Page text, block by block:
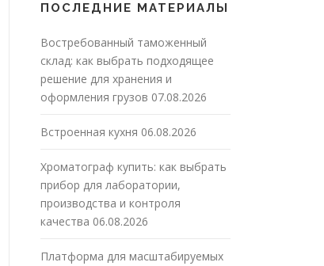
ПОСЛЕДНИЕ МАТЕРИАЛЫ
Востребованный таможенный
склад: как выбрать подходящее
решение для хранения и
оформления грузов 07.08.2026
Встроенная кухня 06.08.2026
Хроматограф купить: как выбрать
прибор для лаборатории,
производства и контроля
качества 06.08.2026
Платформа для масштабируемых